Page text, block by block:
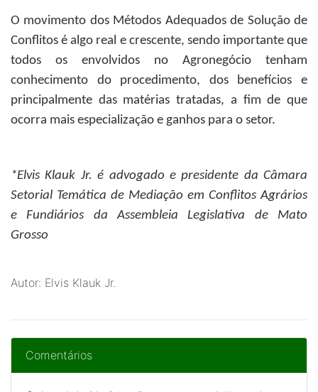
O movimento dos Métodos Adequados de Solução de
Conflitos é algo real e crescente, sendo importante que
todos os envolvidos no Agronegócio tenham
conhecimento do procedimento, dos benefícios e
principalmente das matérias tratadas, a fim de que
ocorra mais especialização e ganhos para o setor.
*Elvis Klauk Jr. é advogado e presidente da Câmara
Setorial Temática de Mediação em Conflitos Agrários
e Fundiários da Assembleia Legislativa de Mato
Grosso
Autor: Elvis Klauk Jr.
Comentários